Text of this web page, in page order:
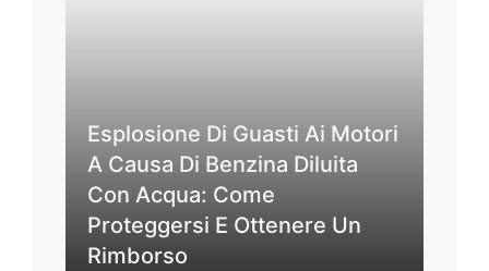
Esplosione Di Guasti Ai Motori
A Causa Di Benzina Diluita
Con Acqua: Come
Proteggersi E Ottenere Un
Rimborso